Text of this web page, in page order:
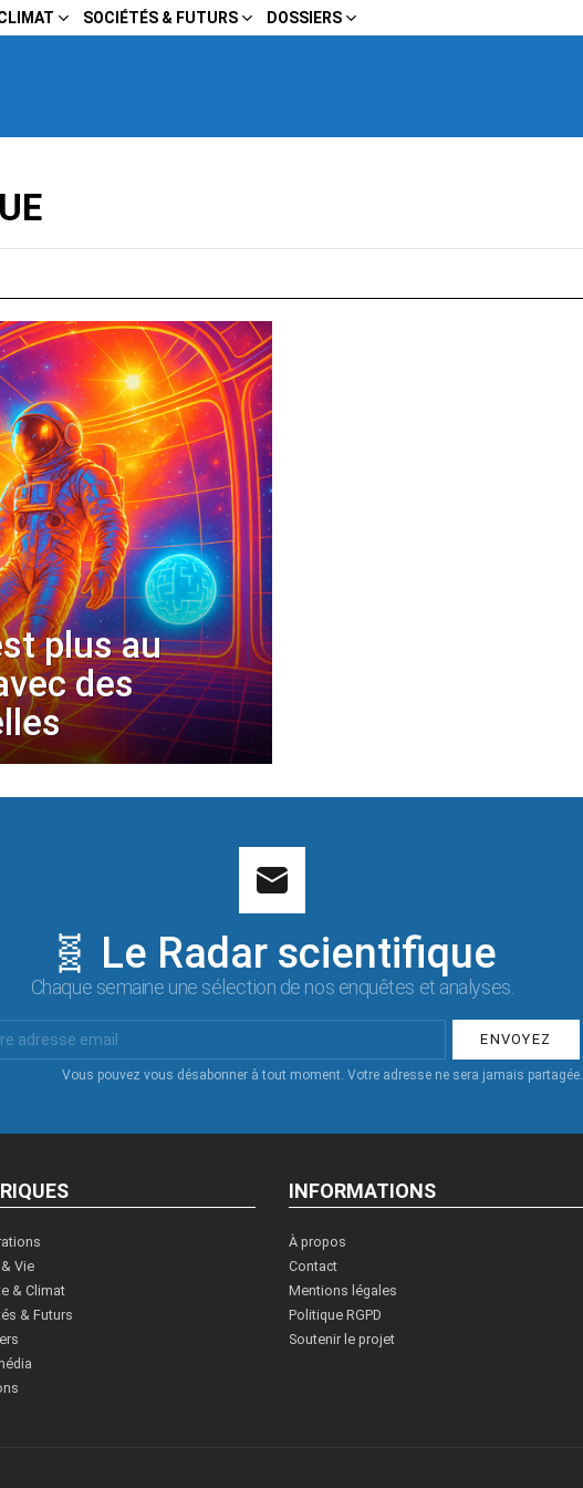
SOCIÉTÉS & FUTURS DOSSIERS
plus au
des
🧬 Le Radar scientifique
Chaque semaine une sélection de nos enquêtes et analyses.
Vous pouvez vous désabonner à tout moment. Votre adresse ne sera jamais partagée.
Vie
& Climat
& Futurs
INFORMATIONS
À propos
Contact
Mentions légales
Politique RGPD
Soutenir le projet